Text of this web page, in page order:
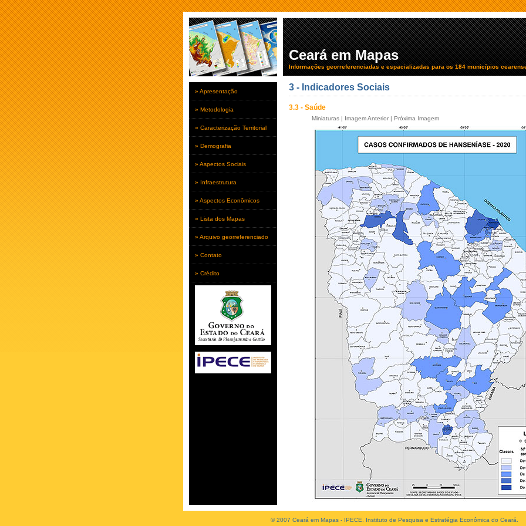
Ceará em Mapas
Informações georreferenciadas e espacializadas para os 184 municípios
» Apresentação
» Metodologia
» Caracterização Territorial
» Demografia
» Aspectos Sociais
» Infraestrutura
» Aspectos Econômicos
» Lista dos Mapas
» Arquivo georreferenciado
» Contato
» Crédito
3 - Indicadores Sociais
3.3 - Saúde
Miniaturas | Imagem Anterior | Próxima Imagem
© 2007 Ceará em Mapas - IPECE. Instituto de Pesquisa e Estratégia Econômica do Ceará.